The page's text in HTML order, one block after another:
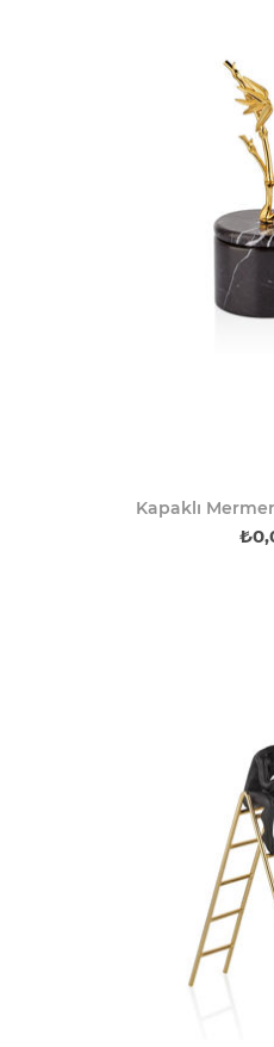
Kapaklı